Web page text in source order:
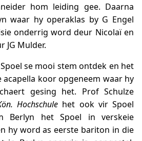
hom leiding gee. Daarna
waar hy operaklas by G Engel
onderrig word deur Nicolaï en
JG Mulder.
se mooi stem ontdek en het
koor opgeneem waar hy
gesing het. Prof Schulze
Hochschule het ook vir Spoel
Berlyn het Spoel in verskeie
hy word as eerste bariton in die